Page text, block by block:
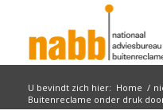
U bevindt zich hier: Home /
Buitenreclame onder druk